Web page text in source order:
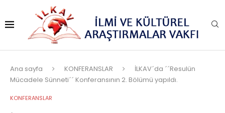
Ana sayfa KONFERANSLAR
İLKAV´da ´´Resulün
Mücadele Sünneti´´ Konferansının 2. Bölümü yapıldı.
KONFERANSLAR